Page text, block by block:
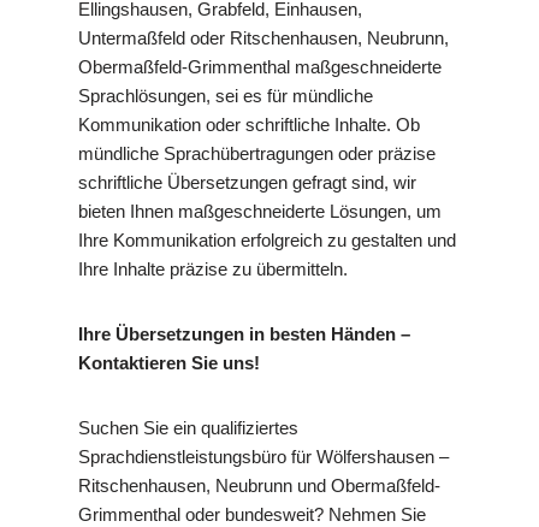
Ellingshausen, Grabfeld, Einhausen,
Untermaßfeld oder Ritschenhausen, Neubrunn,
Obermaßfeld-Grimmenthal maßgeschneiderte
Sprachlösungen, sei es für mündliche
Kommunikation oder schriftliche Inhalte. Ob
mündliche Sprachübertragungen oder präzise
schriftliche Übersetzungen gefragt sind, wir
bieten Ihnen maßgeschneiderte Lösungen, um
Ihre Kommunikation erfolgreich zu gestalten und
Ihre Inhalte präzise zu übermitteln.
Ihre Übersetzungen in besten Händen –
Kontaktieren Sie uns!
Suchen Sie ein qualifiziertes
Sprachdienstleistungsbüro für Wölfershausen –
Ritschenhausen, Neubrunn und Obermaßfeld-
Grimmenthal oder bundesweit? Nehmen Sie